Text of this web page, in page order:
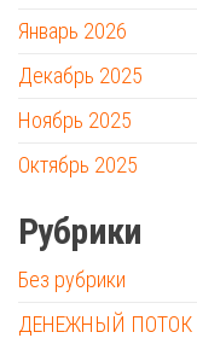
Январь 2026
Декабрь 2025
Ноябрь 2025
Октябрь 2025
Рубрики
Без рубрики
ДЕНЕЖНЫЙ ПОТОК